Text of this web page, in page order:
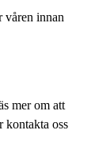
våren innan
mer om att
kontakta oss